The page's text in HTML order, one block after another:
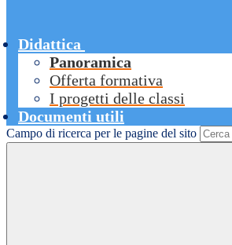
Didattica
Panoramica
Offerta formativa
I progetti delle classi
Documenti utili
Campo di ricerca per le pagine del sito